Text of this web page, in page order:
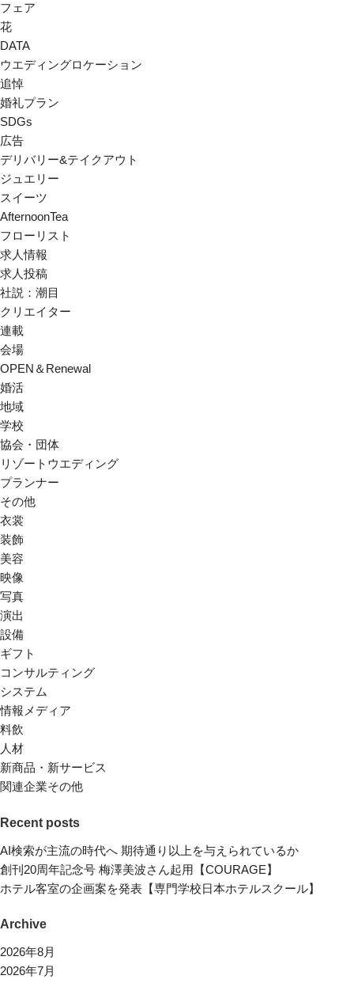
フェア
花
DATA
ウエディングロケーション
追悼
婚礼プラン
SDGs
広告
デリバリー&テイクアウト
ジュエリー
スイーツ
AfternoonTea
フローリスト
求人情報
求人投稿
社説：潮目
クリエイター
連載
会場
OPEN＆Renewal
婚活
地域
学校
協会・団体
リゾートウエディング
プランナー
その他
衣裳
装飾
美容
映像
写真
演出
設備
ギフト
コンサルティング
システム
情報メディア
料飲
人材
新商品・新サービス
関連企業その他
Recent posts
AI検索が主流の時代へ 期待通り以上を与えられているか
創刊20周年記念号 梅澤美波さん起用【COURAGE】
ホテル客室の企画案を発表【専門学校日本ホテルスクール】
Archive
2026年8月
2026年7月